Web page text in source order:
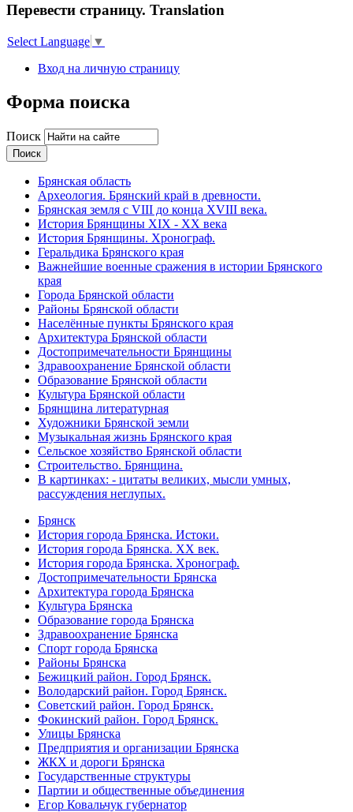
Перевести страницу. Translation
Select Language ▼
Вход на личную страницу
Форма поиска
Поиск
Брянская область
Археология. Брянский край в древности.
Брянская земля с VIII до конца XVIII века.
История Брянщины XIX - XX века
История Брянщины. Хронограф.
Геральдика Брянского края
Важнейшие военные сражения в истории Брянского
края
Города Брянской области
Районы Брянской области
Населённые пункты Брянского края
Архитектура Брянской области
Достопримечательности Брянщины
Здравоохранение Брянской области
Образование Брянской области
Культура Брянской области
Брянщина литературная
Художники Брянской земли
Музыкальная жизнь Брянского края
Сельское хозяйство Брянской области
Строительство. Брянщина.
В картинках: - цитаты великих, мысли умных,
рассуждения неглупых.
Брянск
История города Брянска. Истоки.
История города Брянска. XX век.
История города Брянска. Хронограф.
Достопримечательности Брянска
Архитектура города Брянска
Культура Брянска
Образование города Брянска
Здравоохранение Брянска
Спорт города Брянска
Районы Брянска
Бежицкий район. Город Брянск.
Володарский район. Город Брянск.
Советский район. Город Брянск.
Фокинский район. Город Брянск.
Улицы Брянска
Предприятия и организации Брянска
ЖКХ и дороги Брянска
Государственные структуры
Партии и общественные объединения
Егор Ковальчук губернатор